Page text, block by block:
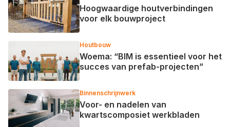
Hoogwaardige houtverbindingen
voor elk bouwproject
Houtbouw
Woema: “BIM is essentieel voor het
succes van prefab-projecten”
Binnenschrijnwerk
Voor- en nadelen van
kwartscomposiet werkbladen